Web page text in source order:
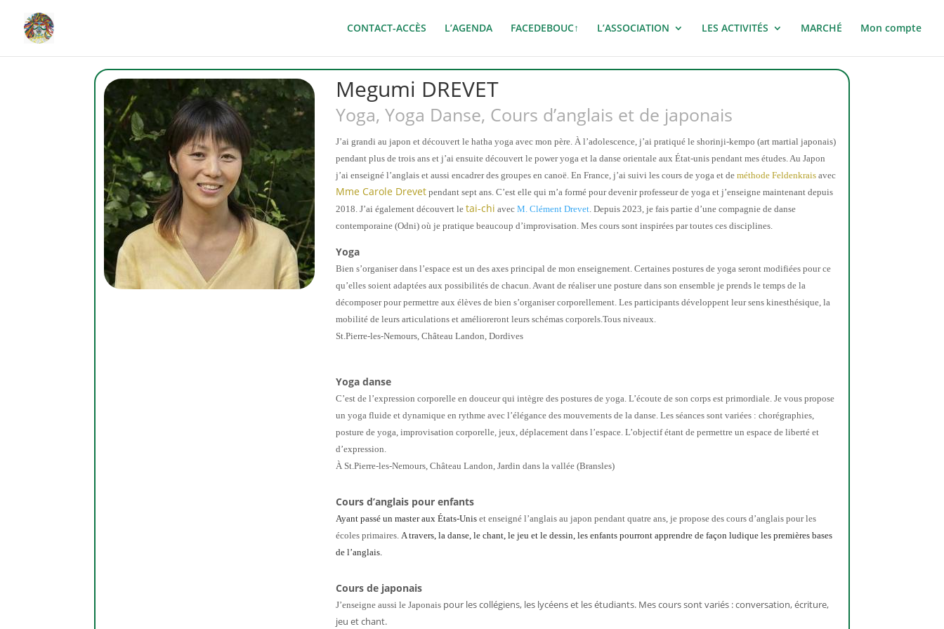
CONTACT-ACCÈS L’AGENDA FACEDEBOUC↑ L’ASSOCIATION LES ACTIVITÉS MARCHÉ Mon compte
Megumi DREVET
Yoga, Yoga Danse, Cours d’anglais et de japonais
J’ai grandi au japonet découvert le hathayogaavec mon père À l’adolescence, j’ai pratiquéleshorinji-kempo(art martial japonais)
pendantplus detrois ans et j’aiensuite découvert le power yogaet la danse orientale aux État-unis pendant mes études. Au Japon
j’ai enseigné l’anglais etaussiencadrer des groupes en canoë .En France, j’ai suivi les cours deyoga et de méthode Feldenkrais avec
Mme Carole Drevet pendant sept ans. C’est elle qui m’a formé pour devenir professeur de yogaet j’enseigne maintenant depuis
2018 .J’ai égalementdécouvertle tai-chi avec M. Clément Drevet . Depuis 2023, jefais partie d’une compagniede danse
contemporaine(Odni) où je pratique beaucoup d’improvisation .Mes cours sont inspirées par toutes ces disciplines
Yoga
Bien s’organiser dans l’espaceest undes axes principal de mon enseignement.Certaines postures de yogaseront modifiéespource
qu’elles soientadaptées aux possibilités de chacun. Avant de réaliser une posture dans son ensemble je prends le temps de la
décomposer pour permettre aux élèves de bien s’organiser corporellement Les participants développentleursens kinesthésique, la
mobilité deleursarticulations etamélioreront leurs schémas corporels.Tous niveaux.
St.Pierre-les-Nemours, Château Landon, Dordives
Yoga danse
C’est del’expressioncorporelleen douceurqui intègredes postures de yoga.L’écoute de son corps est primordiale. Je vous propose
un yogafluide et dynamiqueen rythmeavec l’élégance des mouvementsdeladanse.Les séances sont variées : chorégraphies
posture deyoga,improvisation corporelle,jeux,déplacement dans l’espace.L’objectif étant de permettre un espace de libertéet
d’expression
À St.Pierre-les-Nemours, Château Landon, Jardin dans la vallée (Bransles)
Cours d’anglais pour enfants
Ayant passé un master aux États-Unis et enseigné l’anglais au japon pendant quatre ans, je propose des cours d’anglais pour les
écoles primaires. A travers, la danse, le chant, le jeu et le dessin, les enfantspourront apprendre de façon ludique les premières bases
de l’anglais.
Cours de japonais
J’enseigne aussi le Japonais pour les collégiens, les lycéens et les étudiants. Mes cours sont variés :conversation, écriture,
jeu et chant.